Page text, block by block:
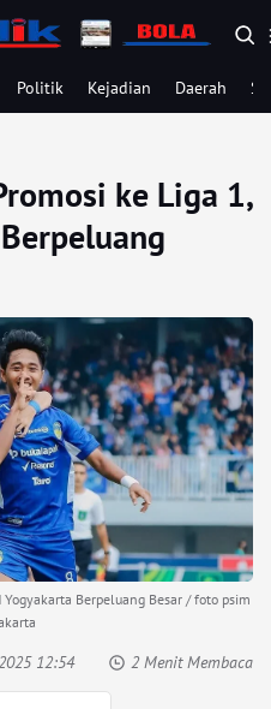
Politik Kejadian Daerah
ke Liga 1,
Berpeluang Besar / foto psim
12:54 2 Menit Membaca